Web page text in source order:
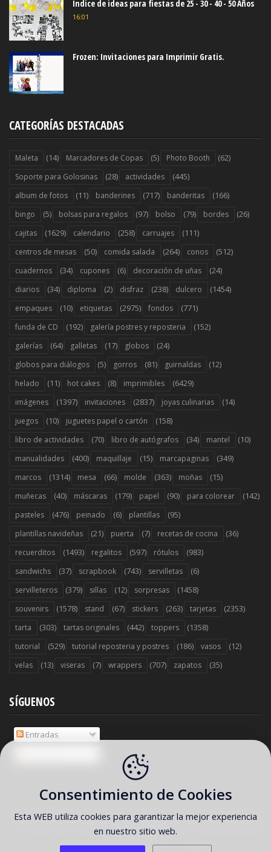
Indice de ideas para fiestas de 25 - 30 - 40 - 50 Años
16:01
Frozen: Invitaciones para Imprimir Gratis.
CATEGORÍAS DESTACADAS
Maleta (14) Marcadores de Copas (5) Photo Booth (62)
Soporte para Golosinas (28) actividades (445)
album de fotos (11) banderines (717) banderitas (166)
bingo (5) bolsas para regalos (97) bolso (79) bordes (26)
cajitas (1629) calendario (258) carruajes (111)
centros de mesas (50) comida salada (264) conos (512)
cuadernos (34) cupones (6) decoración de uñas (24)
diarios (34) diploma (2) disfraz (238) dulcero (1454)
empaques (10) etiquetas (2975) fondos (771)
funda de CD (192) galería postres y reposteria (152)
galerías (64) galletas (17) globos (24)
globos para diálogos (5) gorros (81) guirnaldas (12)
helado (11) hot cakes (8) imprimibles (6429)
imágenes (1397) invitaciones (2837) joyas culinarias (14)
juegos (10) juguetes papel o cartón (158)
libro de actividades (70) libro de autógrafos (34) mantel (10)
manualidades (400) maquillaje (15) marcapaginas (349)
marcos (1314) mesa (66) molde (363) moñas (15)
muñecas (40) máscaras (179) papel (90) para colorear (142)
pasteles (476) peinado (6) plantillas (95)
plantillas navideñas (21) puerta (7) recetas de cocina (36)
recuerditos (1493) regalitos (597) rótulos (983)
sandwichs (37) scrapbook (743) servilletas (6)
servilleteros (379) sillas (12) sorpresas (1458)
souvenirs (1578) stand (67) stickers (263) tarjetas (2353)
tarta (303) tartas originales (442) toppers (1358)
tutorial (529) tutorial reposteria y postres (186) vasos (12)
velas (13) viseras (7) wrappers (707) zapatos (35)
SÍGUENOS
Entradas
COPYRIGHT ©2026 Ideas y material gratis para fiestas y celebraciones
Oh My Fiesta!
Consentimiento de Cookies
Esta WEB utiliza cookies para garantizar la mejor experiencia
en nuestro sitio web.